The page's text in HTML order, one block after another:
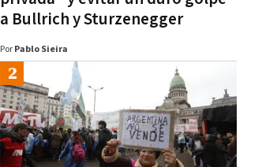
a Bullrich y Sturzenegger
Por Pablo Sieira